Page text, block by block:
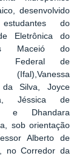
de imagens
desenvolvido
do
Eletrônica do
Maceió do
Federal de
(Ifal),Vanessa
da Silva, Joyce
Jéssica de
e Dhandara
sob orientação
Alberto de
no Corredor da